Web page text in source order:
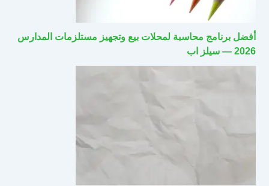
أفضل برنامج محاسبة لمحلات بيع وتجهيز مستلزمات المدارس
2026 — سيلز اب